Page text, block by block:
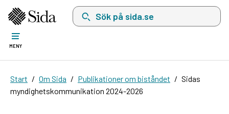
Sök på sida.se, sökförslag kommer att visas
MENY
Start Om Sida Publikationer om biståndet
Sidas
myndighetskommunikation 2024-2026